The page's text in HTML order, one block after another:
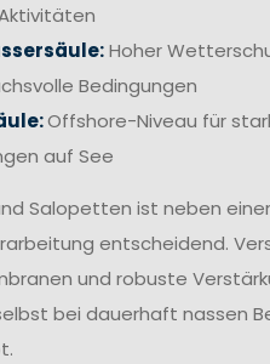
Hoher
Bedingungen
Offshore-Niveau für
auf See
Salopetten ist neben
entscheidend.
und robuste
bei dauerhaft nassen